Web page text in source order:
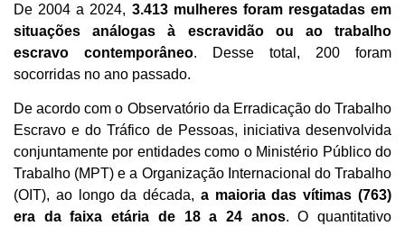
De 2004 a 2024, 3.413 mulheres foram resgatadas em
situações análogas à escravidão ou ao trabalho
escravo contemporâneo. Desse total, 200 foram
socorridas no ano passado.
De acordo com o Observatório da Erradicação do Trabalho
Escravo e do Tráfico de Pessoas, iniciativa desenvolvida
conjuntamente por entidades como o Ministério Público do
Trabalho (MPT) e a Organização Internacional do Trabalho
(OIT), ao longo da década, a maioria das vítimas (763)
era da faixa etária de 18 a 24 anos. O quantitativo